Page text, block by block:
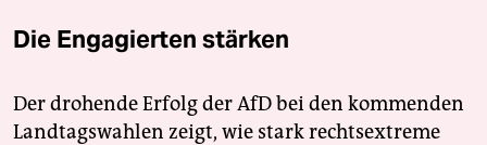
Die Engagierten stärken
Der drohende Erfolg der AfD bei den kommenden
Landtagswahlen zeigt, wie stark rechtsextreme